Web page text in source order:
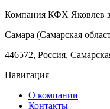
Компания КФХ Яковлев
Самара (Самарская
446572, Россия,
Навигация
О компании
Контакты